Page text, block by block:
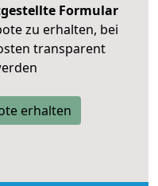
Formular
zu erhalten, bei
transparent
erhalten